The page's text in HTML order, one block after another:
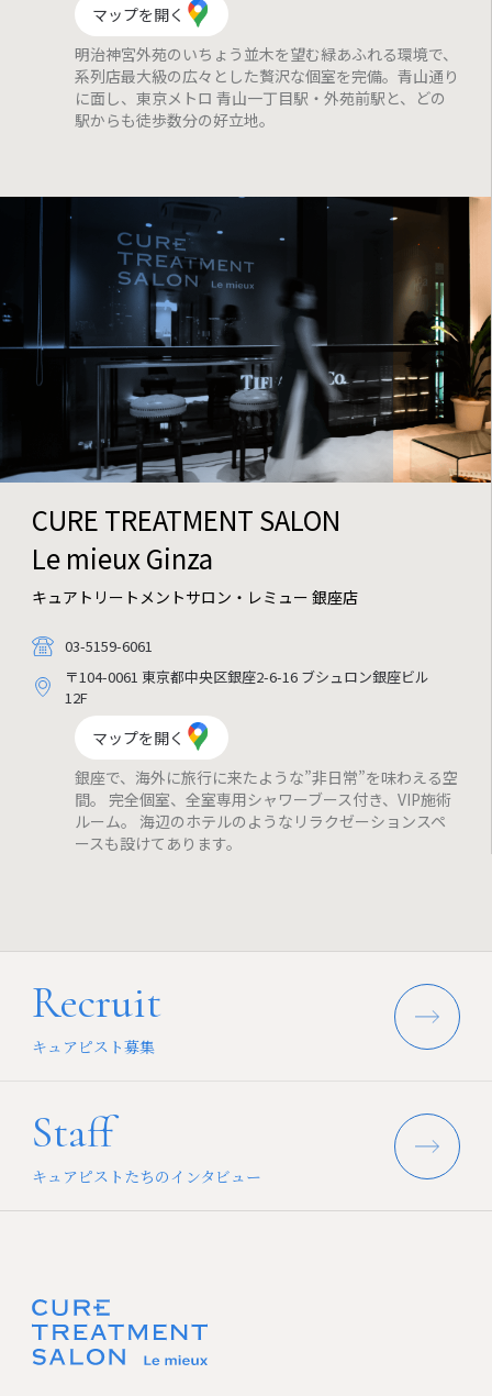
マップを開く
明治神宮外苑のいちょう並木を望む緑あふれる環境で、
系列店最大級の広々とした贅沢な個室を完備。青山通り
に面し、東京メトロ 青山一丁目駅・外苑前駅と、どの
駅からも徒歩数分の好立地。
CURE TREATMENT SALON
Le mieux Ginza
キュアトリートメントサロン・レミュー 銀座店
03-5159-6061
〒104-0061 東京都中央区銀座2-6-16 ブシュロン銀座ビル
12F
マップを開く
銀座で、海外に旅行に来たような”非日常”を味わえる空
間。 完全個室、全室専用シャワーブース付き、VIP施術
ルーム。 海辺のホテルのようなリラクゼーションスペ
ースも設けてあります。
Recruit
キュアピスト募集
Staff
キュアピストたちのインタビュー